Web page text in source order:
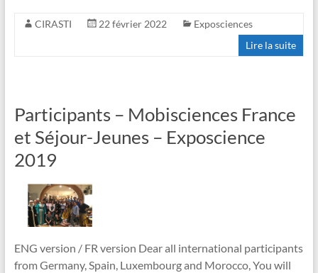
CIRASTI 22 février 2022
Exposciences
Lire la suite
Participants – Mobisciences France
et Séjour-Jeunes – Exposcience
2019
ENG version / FR version Dear all international participants
from Germany, Spain, Luxembourg and Morocco, You will